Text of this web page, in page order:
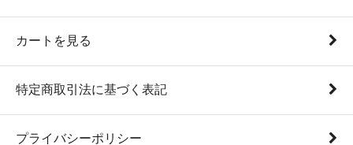
カートを見る
特定商取引法に基づく表記
プライバシーポリシー